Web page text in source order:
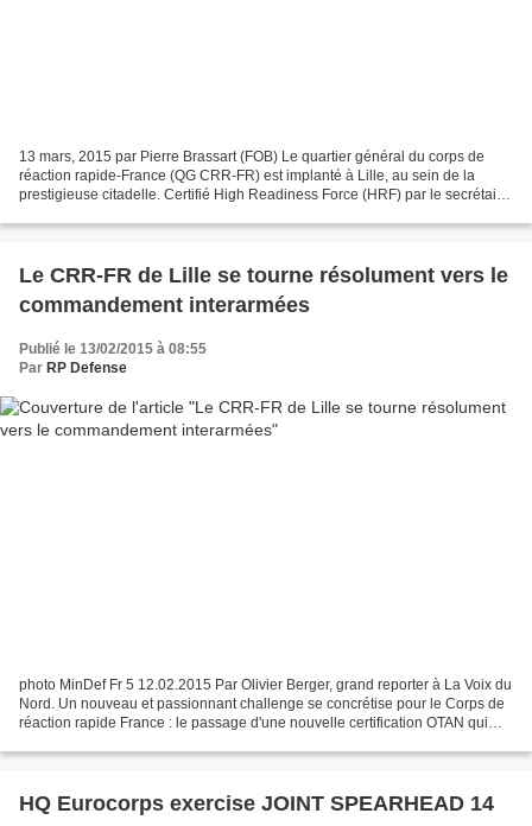
13 mars, 2015 par Pierre Brassart (FOB) Le quartier général du corps de
réaction rapide-France (QG CRR-FR) est implanté à Lille, au sein de la
prestigieuse citadelle. Certifié High Readiness Force (HRF) par le secrétaire
Le CRR-FR de Lille se tourne résolument vers le
commandement interarmées
Publié le 13/02/2015 à 08:55
Par RP Defense
photo MinDef Fr 5 12.02.2015 Par Olivier Berger, grand reporter à La Voix du
Nord. Un nouveau et passionnant challenge se concrétise pour le Corps de
réaction rapide France : le passage d'une nouvelle certification OTAN qui
HQ Eurocorps exercise JOINT SPEARHEAD 14